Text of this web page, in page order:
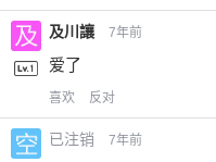
及川讓 7年前
爱了
喜欢 反对
已注销 7年前